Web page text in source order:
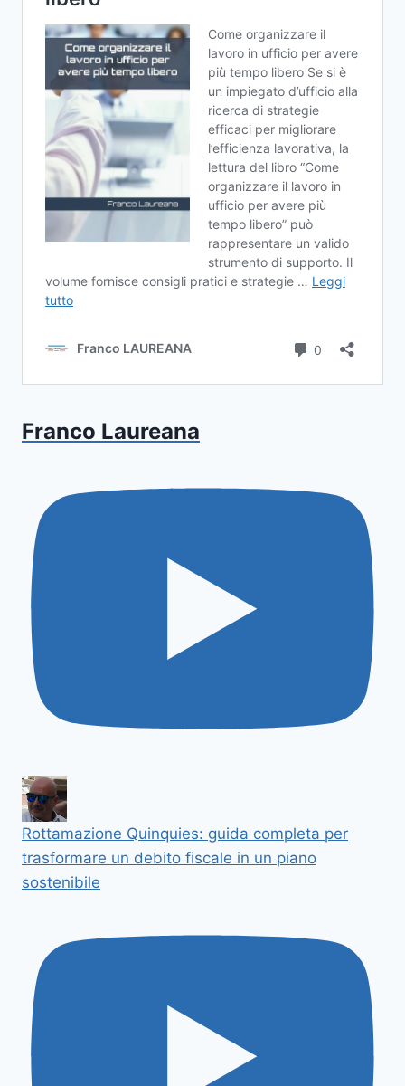
Franco Laureana
Rottamazione Quinquies: guida completa per
trasformare un debito fiscale in un piano
sostenibile